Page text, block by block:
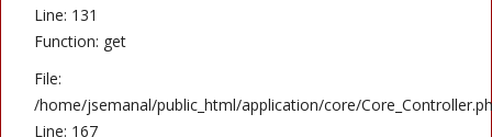
Line: 131
Function: get
File:
/home/jsemanal/public_html/application/core/
Line: 167
CADASTRAR
CADERNO S